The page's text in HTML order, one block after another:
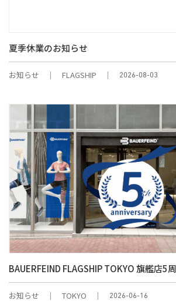
夏季休業のお知らせ
お知らせ FLAGSHIP 2026-08-03
BAUERFEIND FLAGSHIP TOKYO 旗艦店5
お知らせ TOKYO 2026-06-16